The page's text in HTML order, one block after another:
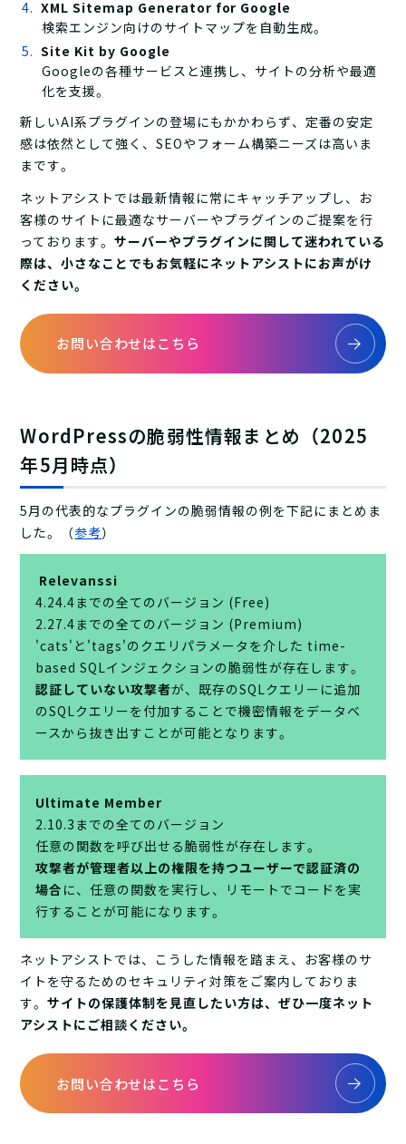
XML Sitemap Generator for Google
検索エンジン向けのサイトマップを自動生成。
Site Kit by Google
Googleの各種サービスと連携し、サイトの分析や最適
化を支援。
新しいAI系プラグインの登場にもかかわらず、定番の安定
感は依然として強く、SEOやフォーム構築ニーズは高いま
まです。
ネットアシストでは最新情報に常にキャッチアップし、お
客様のサイトに最適なサーバーやプラグインのご提案を行
っております。サーバーやプラグインに関して迷われている
際は、小さなことでもお気軽にネットアシストにお声がけ
ください。
お問い合わせはこちら
WordPressの脆弱性情報まとめ（2025
年5月時点）
5月の代表的なプラグインの脆弱情報の例を下記にまとめま
した。（参考）
Relevanssi
4.24.4までの全てのバージョン (Free)
2.27.4までの全てのバージョン (Premium)
'cats'と'tags'のクエリパラメータを介した time-
based SQLインジェクションの脆弱性が存在します。
認証していない攻撃者が、既存のSQLクエリーに追加
のSQLクエリーを付加することで機密情報をデータベ
ースから抜き出すことが可能となります。
Ultimate Member
2.10.3までの全てのバージョン
任意の関数を呼び出せる脆弱性が存在します。
攻撃者が管理者以上の権限を持つユーザーで認証済の
場合 に、任意の関数を実行し、リモートでコードを実
行することが可能になります。
ネットアシストでは、こうした情報を踏まえ、お客様のサ
イトを守るためのセキュリティ対策をご案内しておりま
す。サイトの保護体制を見直したい方は、ぜひ一度ネット
アシストにご相談ください。
お問い合わせはこちら